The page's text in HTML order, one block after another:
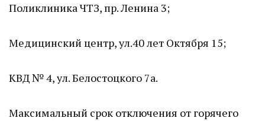
Поликлиника ЧТЗ, пр. Ленина 3;
Медицинский центр, ул.40 лет Октября 15;
КВД № 4, ул. Белостоцкого 7а.
Максимальный срок отключения от горячего